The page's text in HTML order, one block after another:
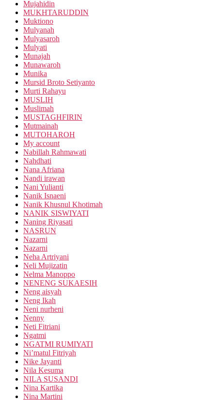
Mujahidin
MUKHTARUDDIN
Muktiono
Mulyanah
Mulyasaroh
Mulyati
Munajah
Munawaroh
Munika
Mursid Broto Setiyanto
Murti Rahayu
MUSLIH
Muslimah
MUSTAGHFIRIN
Mutmainah
MUTOHAROH
My account
Nabillah Rahmawati
Nahdhati
Nana Afriana
Nandi irawan
Nani Yulianti
Nanik Isnaeni
Nanik Khusnul Khotimah
NANIK SISWIYATI
Naning Riyasati
NASRUN
Nazarni
Nazarni
Neha Artriyani
Neli Mujizatin
Nelma Manoppo
NENENG SUKAESIH
Neng aisyah
Neng Ikah
Neni nurheni
Nenny
Neti Fitriani
Ngatmi
NGATMI RUMIYATI
Ni’matul Fitriyah
Nike Jayanti
Nila Kesuma
NILA SUSANDI
Nina Kartika
Nina Martini